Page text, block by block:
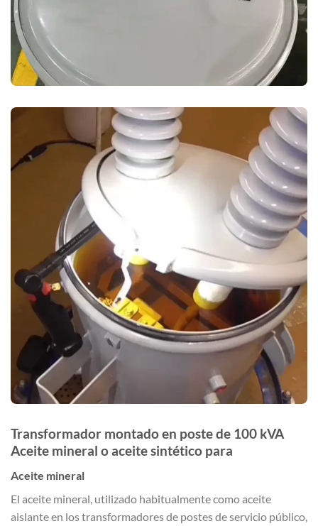
Transformador montado en poste de 100 kVA
Aceite mineral o aceite sintético para
Aceite mineral
El aceite mineral, utilizado habitualmente como aceite
aislante en los transformadores de postes de servicio público,